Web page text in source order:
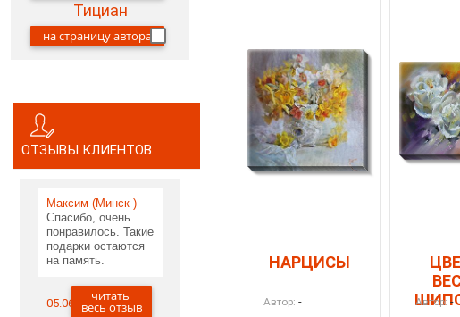
Тициан
на страницу автора
ОТЗЫВЫ КЛИЕНТОВ
Максим (Минск )
Спасибо, очень
понравилось. Такие
подарки остаются
на память.
05.06.2020читать
весь отзыв
НАРЦИСЫ
Автор: - Автор: -